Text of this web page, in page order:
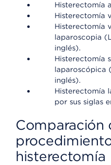
Histerectomía
Histerectomía
Histerectomía
laparoscopia
inglés).
Histerectomía
laparoscópica
inglés).
Histerectomía
por sus siglas
Comparación
histerectomía